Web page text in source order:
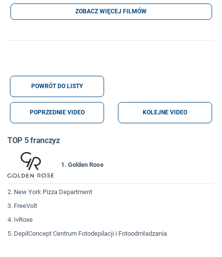
ZOBACZ WIĘCEJ FILMÓW
POWRÓT DO LISTY
POPRZEDNIE VIDEO KOLEJNE VIDEO
TOP 5 franczyz
1. Golden Rose
2. New York Pizza Department
3. FreeVolt
4. IvRoxe
5. DepilConcept Centrum Fotodepilacji i Fotoodmładzania